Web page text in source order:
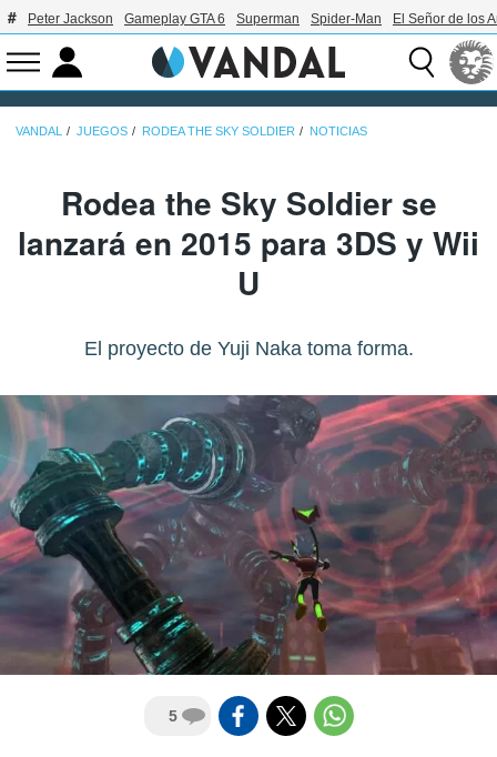
Peter Jackson Gameplay GTA 6 Superman Spider-Man El Señor de los
VANDAL JUEGOS RODEA THE SKY SOLDIER NOTICIAS
Rodea the Sky Soldier se
lanzará en 2015 para 3DS y Wii
U
El proyecto de Yuji Naka toma forma.
5